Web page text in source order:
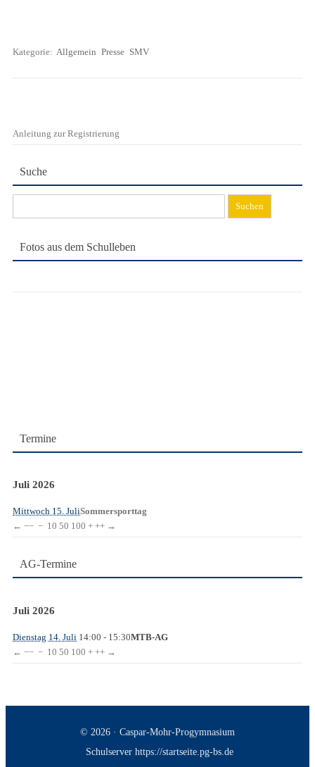
Kategorie: Allgemein Presse SMV
Anleitung zur Registrierung
Suche
nach:
Fotos aus dem Schulleben
Termine
Juli 2026
Mittwoch 15. JuliSommersporttag
← −− − 10 50 100 + ++ →
AG-Termine
Juli 2026
Dienstag 14. Juli 14:00 - 15:30MTB-AG
← −− − 10 50 100 + ++ →
© 2026 · Caspar-Mohr-Progymnasium
Schulserver https://startseite.pg-bs.de